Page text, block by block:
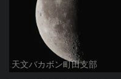
天文バカボン町田支部